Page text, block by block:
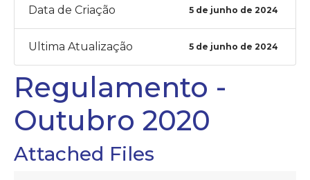
Data de Criação 5 de junho de 2024
Ultima Atualização 5 de junho de 2024
Regulamento -
Outubro 2020
Attached Files